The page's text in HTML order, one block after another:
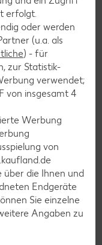
erfolgt.
oder werden
(u.a. als
) - für
zur Statistik-
verwendet;
von insgesamt 4
Werbung
von
über die Ihnen und
Endgeräte
Sie einzelne
Angaben zu